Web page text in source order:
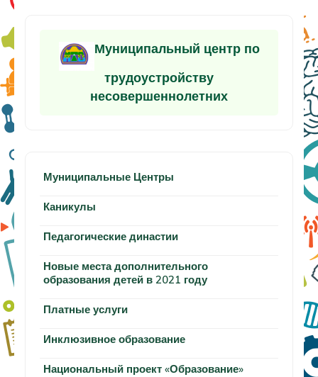
Муниципальный центр по
трудоустройству
несовершеннолетних
Муниципальные Центры
Каникулы
Педагогические династии
Новые места дополнительного
образования детей в 2021 году
Платные услуги
Инклюзивное образование
Национальный проект «Образование»